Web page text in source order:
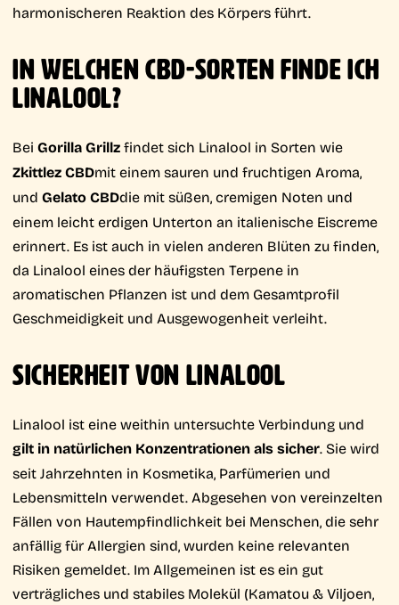
harmonischeren Reaktion des Körpers führt.
IN WELCHEN CBD-SORTEN FINDE ICH
LINALOOL?
Bei Gorilla Grillzfindet sich Linalool in Sorten wie
Zkittlez CBDmit einem sauren und fruchtigen Aroma,
und Gelato CBDdie mit süßen, cremigen Noten und
einem leicht erdigen Unterton an italienische Eiscreme
erinnert. Es ist auch in vielen anderen Blüten zu finden,
da Linalool eines der häufigsten Terpene in
aromatischen Pflanzen ist und dem Gesamtprofil
Geschmeidigkeit und Ausgewogenheit verleiht.
SICHERHEIT VON LINALOOL
Linalool ist eine weithin untersuchte Verbindung und
gilt in natürlichen Konzentrationen als sicher. Sie wird
seit Jahrzehnten in Kosmetika, Parfümerien und
Lebensmitteln verwendet. Abgesehen von vereinzelten
Fällen von Hautempfindlichkeit bei Menschen, die sehr
anfällig für Allergien sind, wurden keine relevanten
Risiken gemeldet. Im Allgemeinen ist es ein gut
verträgliches und stabiles Molekül (Kamatou & Viljoen,